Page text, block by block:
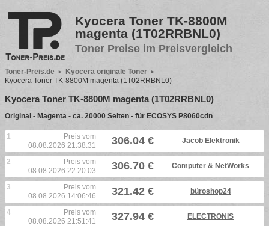
Kyocera Toner TK-8800M
magenta (1T02RRBNL0)
Toner Preise im Preisvergleich
Toner-Preis.de
Kyocera originale Toner
Kyocera Toner TK-8800M magenta (1T02RRBNL0)
Kyocera Toner TK-8800M magenta (1T02RRBNL0)
Original - Magenta - ca. 20000 Seiten - für ECOSYS P8060cdn
1
Preis vom
08.08.2026 21:38:31
306.04 € Jacob Elektronik
2
Preis vom
08.08.2026 22:20:03
306.70 € Computer & NetWorks
3
Preis vom
08.08.2026 14:06:46
321.42 € büroshop24
4
Preis vom
08.08.2026 21:51:41
327.94 € ELECTRONIS